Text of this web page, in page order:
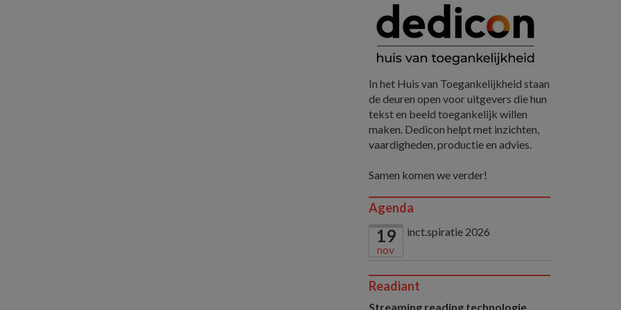
In het Huis van Toegankelijkheid staan
de deuren open voor uitgevers die hun
tekst en beeld toegankelijk willen
maken. Dedicon helpt met inzichten,
vaardigheden, productie en advies.
Samen komen we verder!
Agenda
19
nov
inct.spiratie 2026
Readiant
Streaming reading technologie